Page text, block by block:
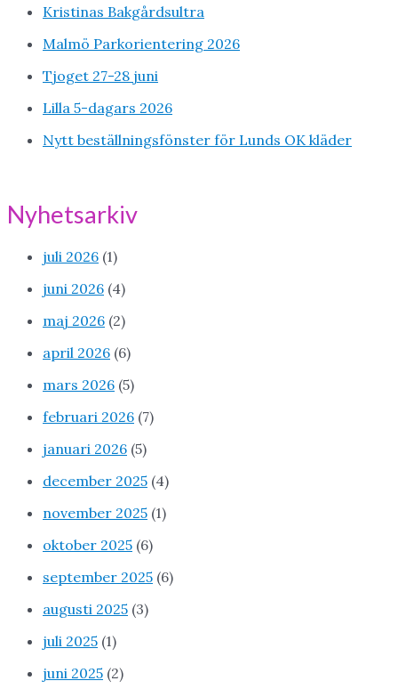
Kristinas Bakgårdsultra
Malmö Parkorientering 2026
Tjoget 27-28 juni
Lilla 5-dagars 2026
Nytt beställningsfönster för Lunds OK kläder
Nyhetsarkiv
juli 2026 (1)
juni 2026 (4)
maj 2026 (2)
april 2026 (6)
mars 2026 (5)
februari 2026 (7)
januari 2026 (5)
december 2025 (4)
november 2025 (1)
oktober 2025 (6)
september 2025 (6)
augusti 2025 (3)
juli 2025 (1)
juni 2025 (2)